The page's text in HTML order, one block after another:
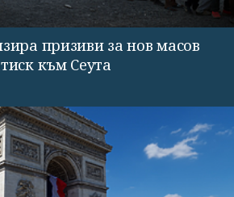
призиви за нов масов
към Сеута